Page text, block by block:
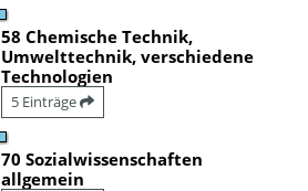
58 Chemische Technik,
Umwelttechnik, verschiedene
Technologien
5 Einträge
70 Sozialwissenschaften
allgemein